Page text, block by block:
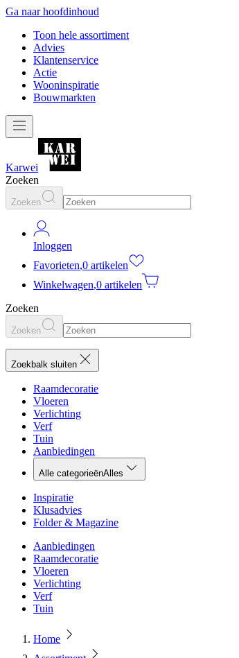
Ga naar hoofdinhoud
Toon hele assortiment
Advies
Klantenservice
Actie
Wooninspiratie
Bouwmarkten
Karwei
Zoeken
Zoeken
Inloggen
Favorieten,0 artikelen
Winkelwagen,0 artikelen
Zoeken
Zoeken
Zoekbalk sluiten
Raamdecoratie
Vloeren
Verlichting
Verf
Tuin
Aanbiedingen
Alle categorieënAlles
Inspiratie
Klusadvies
Folder & Magazine
Aanbiedingen
Raamdecoratie
Vloeren
Verlichting
Verf
Tuin
Home